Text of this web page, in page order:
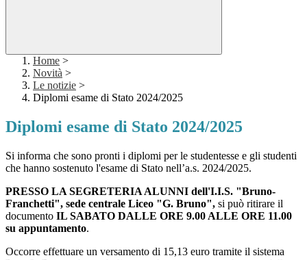
Home >
Novità >
Le notizie >
Diplomi esame di Stato 2024/2025
Diplomi esame di Stato 2024/2025
Si informa che sono pronti i diplomi per le studentesse e gli studenti
che hanno sostenuto l'esame di Stato nell’a.s. 2024/2025.
PRESSO LA SEGRETERIA ALUNNI dell'I.I.S. "Bruno-
Franchetti", sede centrale Liceo "G. Bruno", si può ritirare il
documento IL SABATO DALLE ORE 9.00 ALLE ORE 11.00
su appuntamento.
Occorre effettuare un versamento di 15,13 euro tramite il sistema